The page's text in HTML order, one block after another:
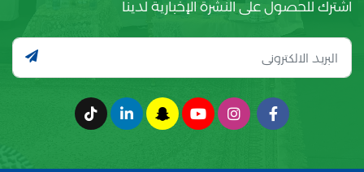
اشترك للحصول على النشرة الإخبارية لدينا